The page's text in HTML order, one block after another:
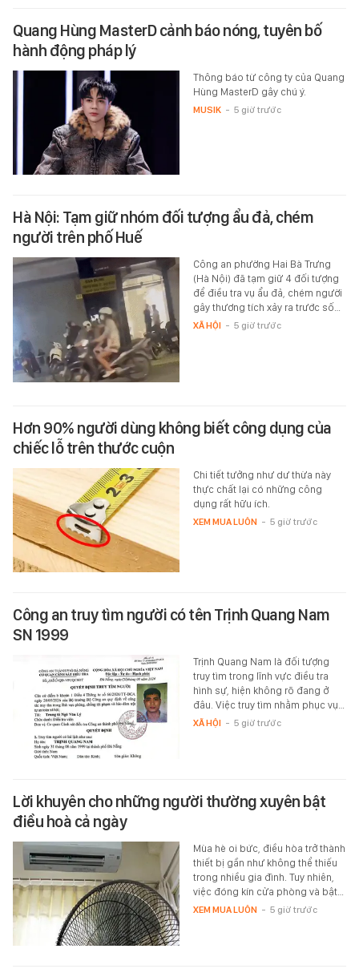
Quang Hùng MasterD cảnh báo nóng, tuyên bố
hành động pháp lý
Thông báo từ công ty của Quang
Hùng MasterD gây chú ý.
MUSIK - 5 giờ trước
Hà Nội: Tạm giữ nhóm đối tượng ẩu đả, chém
người trên phố Huế
Công an phường Hai Bà Trưng
(Hà Nội) đã tạm giữ 4 đối tượng
để điều tra vụ ẩu đả, chém người
gây thương tích xảy ra trước số…
XÃ HỘI - 5 giờ trước
Hơn 90% người dùng không biết công dụng của
chiếc lỗ trên thước cuộn
Chi tiết tưởng như dư thừa này
thực chất lại có những công
dụng rất hữu ích.
XEM MUA LUÔN - 5 giờ trước
Công an truy tìm người có tên Trịnh Quang Nam
SN 1999
Trịnh Quang Nam là đối tượng
truy tìm trong lĩnh vực điều tra
hình sự, hiện không rõ đang ở
đâu. Việc truy tìm nhằm phục vụ…
XÃ HỘI - 5 giờ trước
Lời khuyên cho những người thường xuyên bật
điều hoà cả ngày
Mùa hè oi bức, điều hòa trở thành
thiết bị gần như không thể thiếu
trong nhiều gia đình. Tuy nhiên,
việc đóng kín cửa phòng và bật…
XEM MUA LUÔN - 5 giờ trước